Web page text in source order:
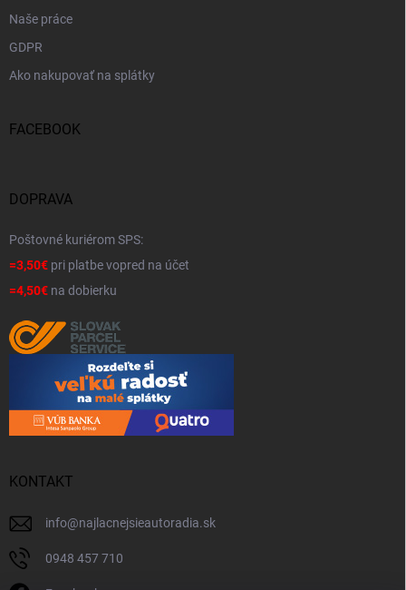
Naše práce
GDPR
Ako nakupovať na splátky
FACEBOOK
DOPRAVA
Poštovné kuriérom SPS:
=3,50€ pri platbe vopred na účet
=4,50€ na dobierku
KONTAKT
info@najlacnejsieautoradia.sk
0948 457 710